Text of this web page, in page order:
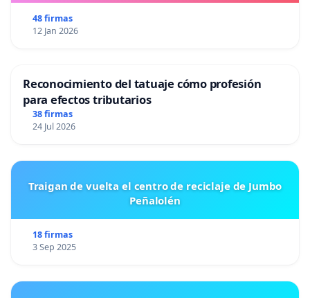
48 firmas
12 Jan 2026
Reconocimiento del tatuaje cómo profesión
para efectos tributarios
38 firmas
24 Jul 2026
Traigan de vuelta el centro de reciclaje de Jumbo
Peñalolén
18 firmas
3 Sep 2025